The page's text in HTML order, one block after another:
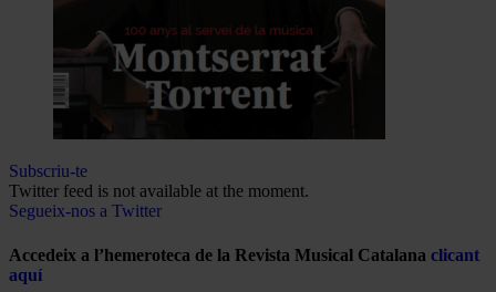
Subscriu-te
Twitter feed is not available at the moment.
Segueix-nos a Twitter
Accedeix a l’hemeroteca de la Revista Musical Catalana clicant
aquí